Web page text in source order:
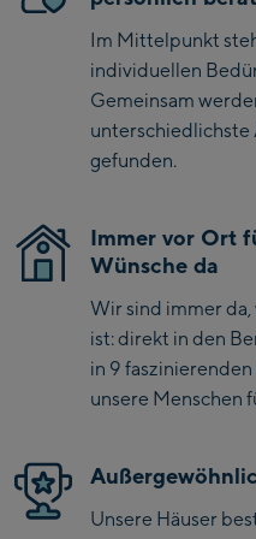
Zell Am See:
Schmittenhöhebahn
Talstation / Valley
station
CityXPress Talstation /
AreitXpress Talstation /
Valley station
Drive-in Areit III
Bergstation / Top
station
Saalfelden:
Saalbach:
Saalbach Life.Style
und eignet sich großartig
und ganztägiges Fahren in
Im Mittelpunkt
individuellen
Gemeinsam
unterschiedlichste
gefunden.
Immer vor Ort
Wünsche da
Wir sind immer
ist: direkt in den
in 9
unsere Menschen
Unsere Häuser